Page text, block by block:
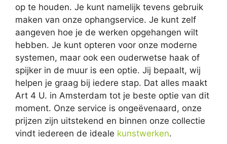
op te houden. Je kunt namelijk tevens gebruik
maken van onze ophangservice. Je kunt zelf
aangeven hoe je de werken opgehangen wilt
hebben. Je kunt opteren voor onze moderne
systemen, maar ook een ouderwetse haak of
spijker in de muur is een optie. Jij bepaalt, wij
helpen je graag bij iedere stap. Dat alles maakt
Art 4 U. in Amsterdam tot je beste optie van dit
moment. Onze service is ongeëvenaard, onze
prijzen zijn uitstekend en binnen onze collectie
vindt iedereen de ideale kunstwerken.